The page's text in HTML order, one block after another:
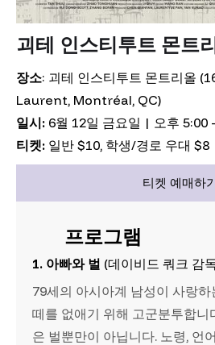
괴테 인스티투트 몬트
장소: 괴테 인스티투트 몬트리올
Laurent, Montréal, QC)
일시: 6월 12일 금요일 | 오후 5:00
티켓: 일반 $10, 학생/경로 우대 $8
티켓 예매하
프로그램
1. 아빠와 벌 (데이비드 쿼크 감
79세의 아시아계 남성이 사랑
떼를 없애기 위해 고군분투합니
은 벌뿐만이 아닙니다. 노령, 언